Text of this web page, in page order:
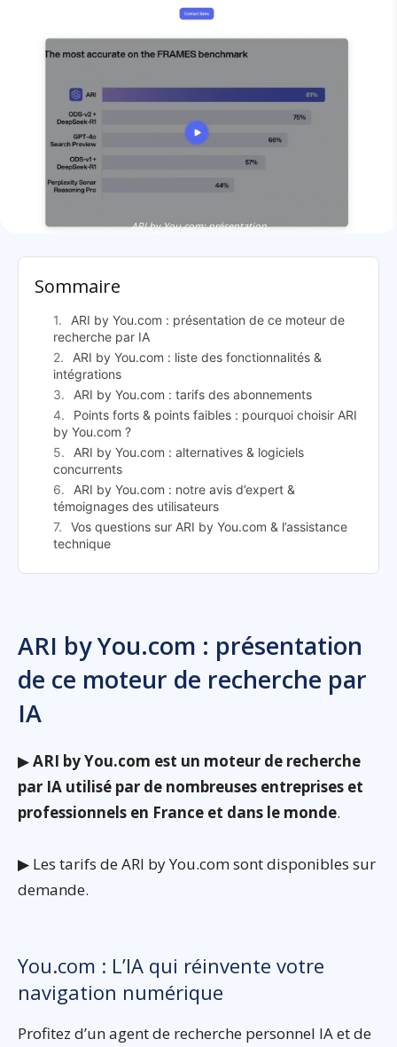
ARI by You.com: présentation
Sommaire
ARI by You.com : présentation de ce moteur de
recherche par IA
ARI by You.com : liste des fonctionnalités &
intégrations
ARI by You.com : tarifs des abonnements
Points forts & points faibles : pourquoi choisir ARI
by You.com ?
ARI by You.com : alternatives & logiciels
concurrents
ARI by You.com : notre avis d’expert &
témoignages des utilisateurs
Vos questions sur ARI by You.com & l’assistance
technique
ARI by You.com : présentation
de ce moteur de recherche par
IA
▶ARI by You.com est un moteur de recherche
par IA utilisé par de nombreuses entreprises et
professionnels en France et dans le monde.
▶ Les tarifs de ARI by You.com sont disponibles sur
demande.
You.com : L’IA qui réinvente votre
navigation numérique
Profitez d’un agent de recherche personnel IA et de